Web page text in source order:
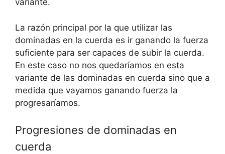
variante.
La razón principal por la que utilizar las
dominadas en la cuerda es ir ganando la fuerza
suficiente para ser capaces de subir la cuerda.
En este caso no nos quedaríamos en esta
variante de las dominadas en cuerda sino que a
medida que vayamos ganando fuerza la
progresaríamos.
Progresiones de dominadas en
cuerda